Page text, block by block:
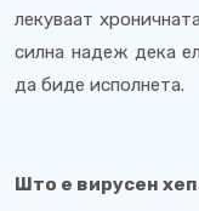
лекуваат
силна надеж дека
да биде исполнета.
Што е вирусен